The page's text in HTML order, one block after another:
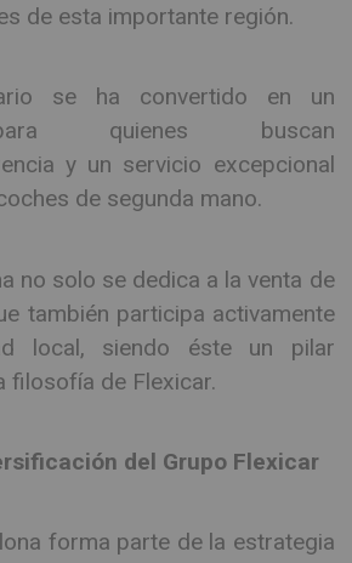
de esta importante región.
se ha convertido en un
quienes buscan
y un servicio excepcional
de segunda mano.
no solo se dedica a la venta de
también participa activamente
local, siendo éste un pilar
filosofía de Flexicar.
del Grupo Flexicar
forma parte de la estrategia